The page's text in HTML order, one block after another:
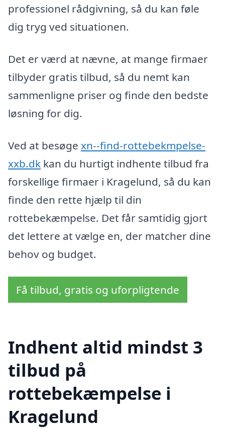
professionel rådgivning, så du kan føle
dig tryg ved situationen.
Det er værd at nævne, at mange firmaer
tilbyder gratis tilbud, så du nemt kan
sammenligne priser og finde den bedste
løsning for dig.
Ved at besøge xn--find-rottebekmpelse-
xxb.dk kan du hurtigt indhente tilbud fra
forskellige firmaer i Kragelund, så du kan
finde den rette hjælp til din
rottebekæmpelse. Det får samtidig gjort
det lettere at vælge en, der matcher dine
behov og budget.
Få tilbud, gratis og uforpligtende
Indhent altid mindst 3
tilbud på
rottebekæmpelse i
Kragelund